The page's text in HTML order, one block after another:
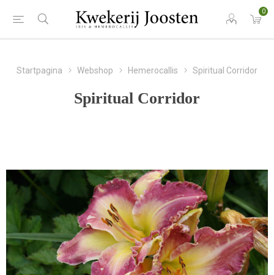
0
Startpagina Webshop Hemerocallis Spiritual Corridor
Spiritual Corridor